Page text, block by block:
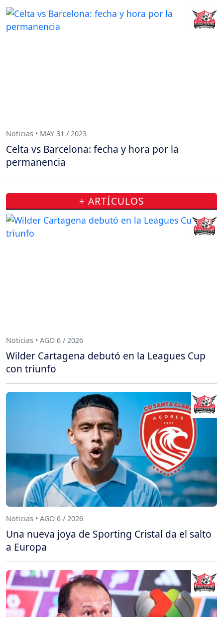
Noticias • MAY 31 / 2023
Celta vs Barcelona: fecha y hora por la
permanencia
+ ARTÍCULOS
Noticias • AGO 6 / 2026
Wilder Cartagena debutó en la Leagues Cup
con triunfo
Noticias • AGO 6 / 2026
Una nueva joya de Sporting Cristal da el salto
a Europa